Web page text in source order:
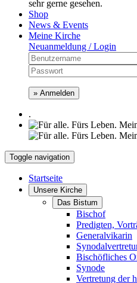
sehr gerne gesehen.
Shop
News & Events
Meine Kirche
Neuanmeldung / Login
» Anmelden
.
Toggle navigation
Startseite
Unsere Kirche
Das Bistum
Bischof
Predigten,
Generalvikarin
Bischöfliches
Synode
Vertretung der